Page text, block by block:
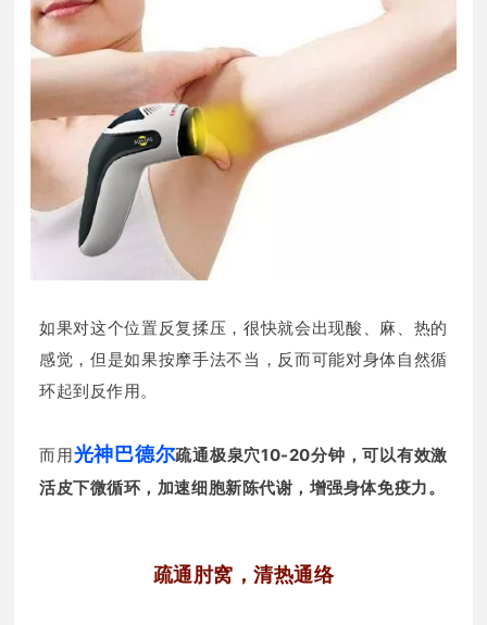
如果对这个位置反复揉压，很快就会出现酸、麻、热的
感觉，但是如果按摩手法不当，反而可能对身体自然循
环起到反作用。
而用光神巴德尔疏通极泉穴10-20分钟，可以有效激
活皮下微循环，加速细胞新陈代谢，增强身体免疫力。
疏通肘窝，清热通络